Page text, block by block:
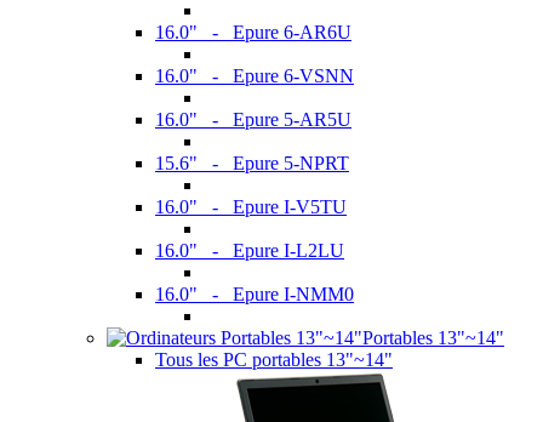
16.0" - Epure 6-AR6U
16.0" - Epure 6-VSNN
16.0" - Epure 5-AR5U
15.6" - Epure 5-NPRT
16.0" - Epure I-V5TU
16.0" - Epure I-L2LU
16.0" - Epure I-NMM0
Portables 13"~14"
Tous les PC portables 13"~14"